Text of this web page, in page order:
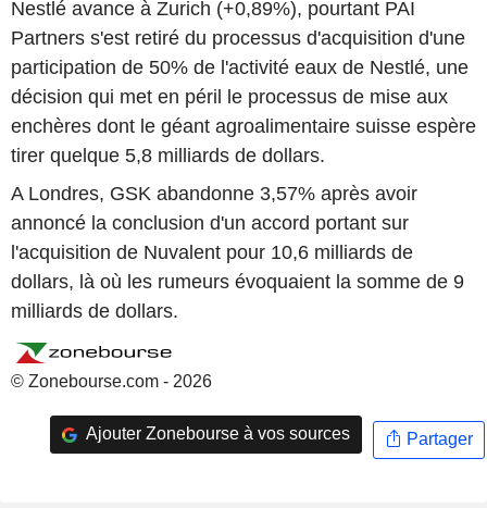
Nestlé avance à Zurich (+0,89%), pourtant PAI
Partners s'est retiré du processus d'acquisition d'une
participation de 50% de l'activité eaux de Nestlé, une
décision qui met en péril le processus de mise aux
enchères dont le géant agroalimentaire suisse espère
tirer quelque 5,8 milliards de dollars.
A Londres, GSK abandonne 3,57% après avoir
annoncé la conclusion d'un accord portant sur
l'acquisition de Nuvalent pour 10,6 milliards de
dollars, là où les rumeurs évoquaient la somme de 9
milliards de dollars.
© Zonebourse.com - 2026
Ajouter Zonebourse à vos sources Partager